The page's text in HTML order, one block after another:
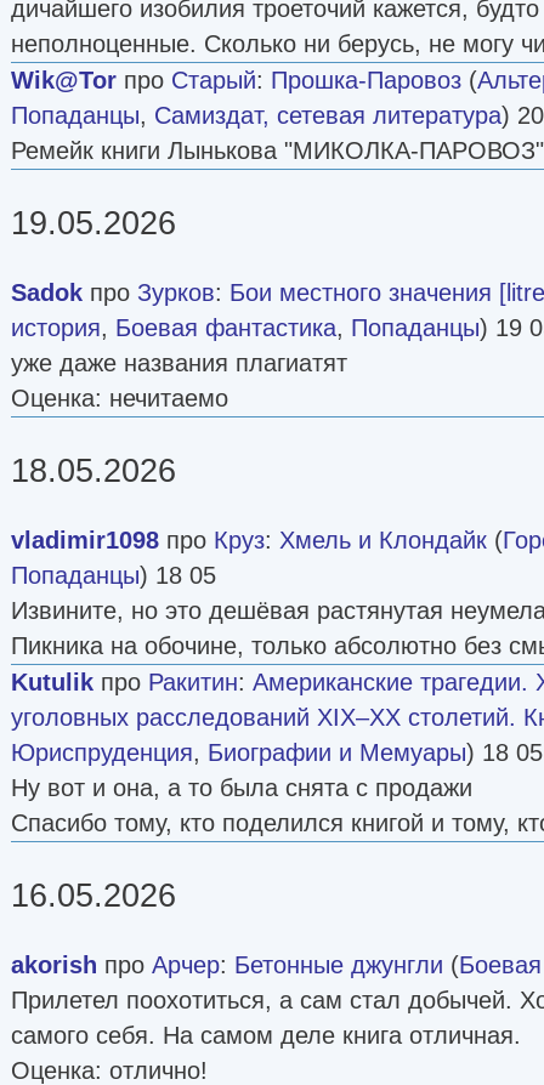
дичайшего изобилия троеточий кажется,
неполноценные. Сколько ни берусь, не могу
Wik@Tor про Старый: Прошка-Паровоз (
Попаданцы, Самиздат, сетевая литература)
Ремейк книги Лынькова "МИКОЛКА-
19.05.2026
Sadok про Зурков: Бои местного значения
история, Боевая фантастика, Попаданцы) 19
уже даже названия плагиатят
Оценка: нечитаемо
18.05.2026
vladimir1098 про Круз: Хмель и Клондайк (
Попаданцы) 18 05
Извините, но это дешёвая растянутая
Пикника на обочине, только абсолютно без
Kutulik про Ракитин: Американские трагедии.
уголовных расследований XIX–XX столетий.
Юриспруденция, Биографии и Мемуары) 18 05
Ну вот и она, а то была снята с продажи
Спасибо тому, кто поделился книгой и тому,
16.05.2026
akorish про Арчер: Бетонные джунгли (
Прилетел поохотиться, а сам стал добычей.
самого себя. На самом деле книга отличная.
Оценка: отлично!